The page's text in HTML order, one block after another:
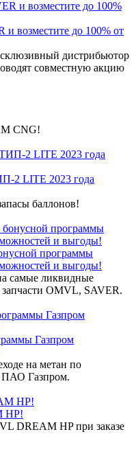
возместите до 100% от
дистрибьютор
совместную акцию
CNG!
2 LITE 2023 года
баллонов!
программы
и выгоды!
самые ликвидные
OMVL, SAVER.
Газпром
на метан по
ПАО Газпром.
HP!
DREAM HP при заказе